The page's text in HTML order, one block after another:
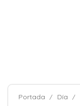
Portada Día